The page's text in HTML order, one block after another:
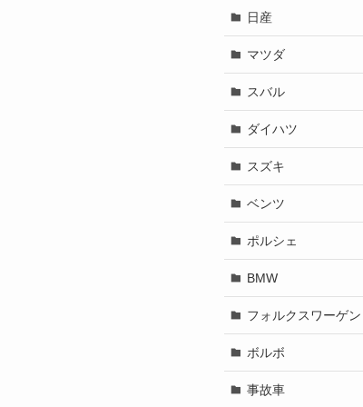
日産
マツダ
スバル
ダイハツ
スズキ
ベンツ
ポルシェ
BMW
フォルクスワーゲン
ボルボ
事故車